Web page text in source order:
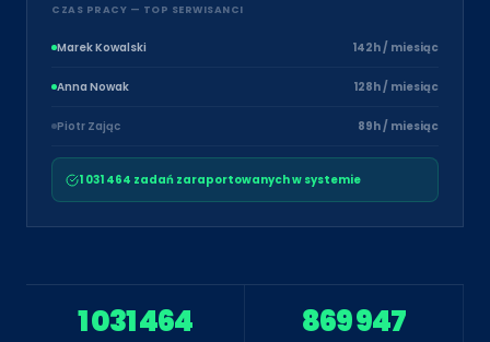
CZAS PRACY — TOP SERWISANCI
Marek Kowalski 142h / miesiąc
Anna Nowak 128h / miesiąc
Piotr Zając 89h / miesiąc
1 031 464 zadań zaraportowanych w systemie
1 031 464 869 947